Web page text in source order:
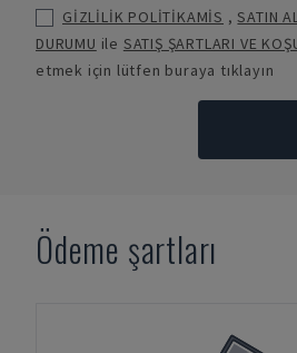
GİZLİLİK POLİTİKAMİS ,SATIN
DURUMU ile SATIŞ ŞARTLARI VE
etmek için lütfen buraya tıklayın
Ödeme şartları